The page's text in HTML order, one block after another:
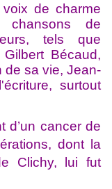
de charme
chansons de
tels que
Bécaud,
de sa vie, Jean-
surtout
d’un cancer de
dont la
Clichy, lui fut